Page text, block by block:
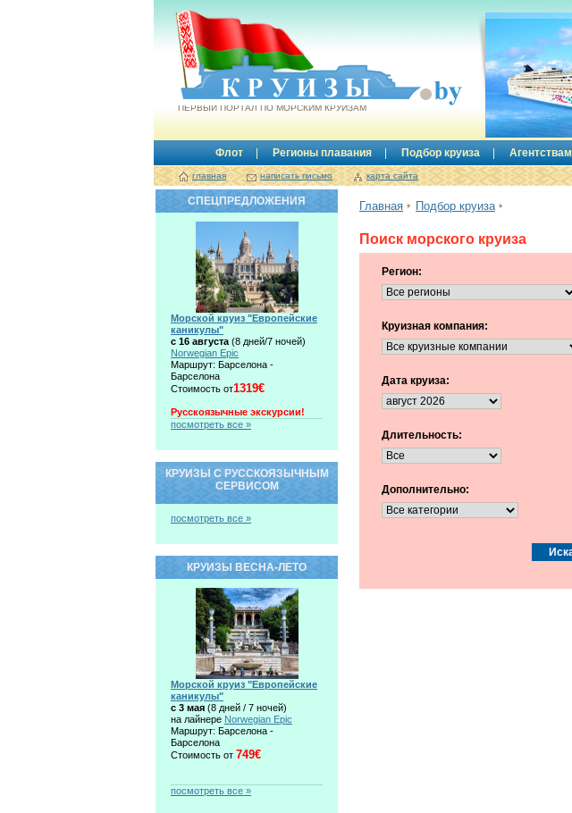
Круизы.by
ПЕРВЫЙ ПОРТАЛ ПО МОРСКИМ КРУИЗАМ
Флот Регионы плавания Подбор круиза Агентствам
главная написать письмо карта сайта
Главная Подбор круиза
Поиск морского круиза
Регион:
Круизная компания:
Дата круиза:
Длительность:
Дополнительно:
СПЕЦПРЕДЛОЖЕНИЯ
Морской круиз "Европейские
каникулы"
с 16 августа (8 дней/7 ночей)
Norwegian Epic
Маршрут: Барселона -
Барселона
Стоимость от1319€
Русскоязычные экскурсии!
посмотреть все »
КРУИЗЫ С РУССКОЯЗЫЧНЫМ
СЕРВИСОМ
посмотреть все »
КРУИЗЫ ВЕСНА-ЛЕТО
Морской круиз "Европейские
каникулы"
c 3 мая (8 дней / 7 ночей)
на лайнере Norwegian Epic
Маршрут: Барселона -
Барселона
Стоимость от 749€
посмотреть все »